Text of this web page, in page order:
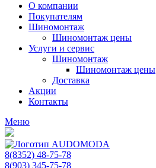
О компании
Покупателям
Шиномонтаж
Шиномонтаж цены
Услуги и сервис
Шиномонтаж
Шиномонтаж цены
Доставка
Акции
Контакты
Меню
8(8352) 48-75-78
8(903) 345-75-78